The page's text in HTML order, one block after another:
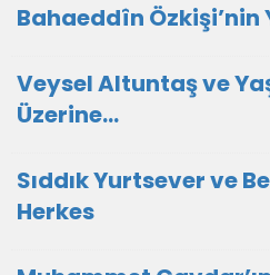
Bahaeddîn
Veysel Altuntaş ve
Üzerine...
Sıddık Yurtsever ve
Herkes